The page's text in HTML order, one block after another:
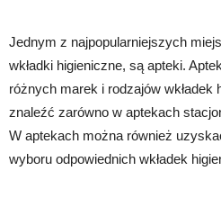
Jednym z najpopularniejszych
wkładki higieniczne, są apteki.
różnych marek i rodzajów wkładek
znaleźć zarówno w aptekach
W aptekach można również
wyboru odpowiednich wkładek